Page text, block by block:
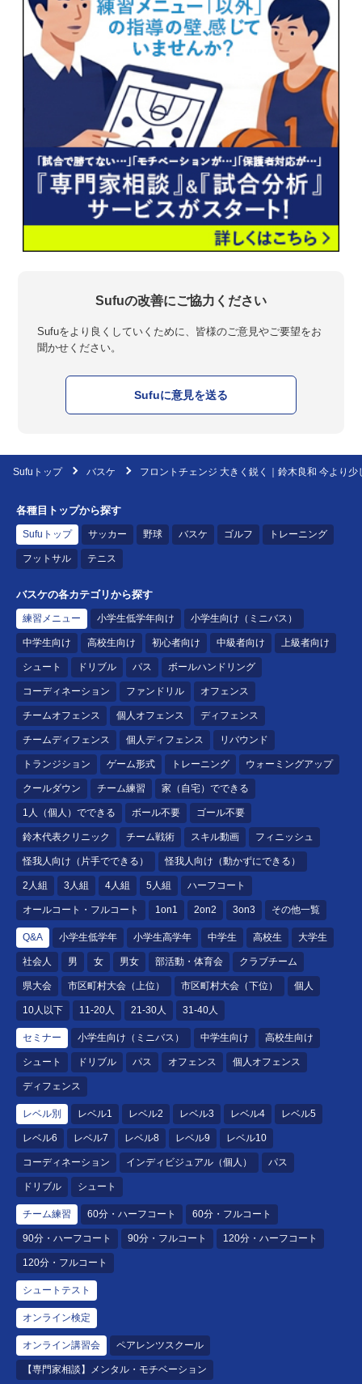
Sufuの改善にご協力ください
Sufuをより良くしていくために、皆様のご意見やご要望をお
聞かせください。
Sufuに意見を送る
Sufuトップ バスケ フロントチェンジ 大きく鋭く｜鈴木良和 今より少
各種目トップから探す
Sufuトップ サッカー 野球 バスケ ゴルフ トレーニング
フットサル テニス
バスケの各カテゴリから探す
練習メニュー 小学生低学年向け 小学生向け（ミニバス）
中学生向け 高校生向け 初心者向け 中級者向け 上級者向け
シュート ドリブル パス ボールハンドリング
コーディネーション ファンドリル オフェンス
チームオフェンス 個人オフェンス ディフェンス
チームディフェンス 個人ディフェンス リバウンド
トランジション ゲーム形式 トレーニング ウォーミングアップ
クールダウン チーム練習 家（自宅）でできる
1人（個人）でできる ボール不要 ゴール不要
鈴木代表クリニック チーム戦術 スキル動画 フィニッシュ
怪我人向け（片手でできる） 怪我人向け（動かずにできる）
2人組 3人組 4人組 5人組 ハーフコート
オールコート・フルコート 1on1 2on2 3on3 その他一覧
Q&A 小学生低学年 小学生高学年 中学生 高校生 大学生
社会人 男 女 男女 部活動・体育会 クラブチーム
県大会 市区町村大会（上位） 市区町村大会（下位） 個人
10人以下 11-20人 21-30人 31-40人
セミナー 小学生向け（ミニバス） 中学生向け 高校生向け
シュート ドリブル パス オフェンス 個人オフェンス
ディフェンス
レベル別 レベル1 レベル2 レベル3 レベル4 レベル5
レベル6 レベル7 レベル8 レベル9 レベル10
コーディネーション インディビジュアル（個人） パス
ドリブル シュート
チーム練習 60分・ハーフコート 60分・フルコート
90分・ハーフコート 90分・フルコート 120分・ハーフコート
120分・フルコート
シュートテスト
オンライン検定
オンライン講習会 ペアレンツスクール
【専門家相談】メンタル・モチベーション